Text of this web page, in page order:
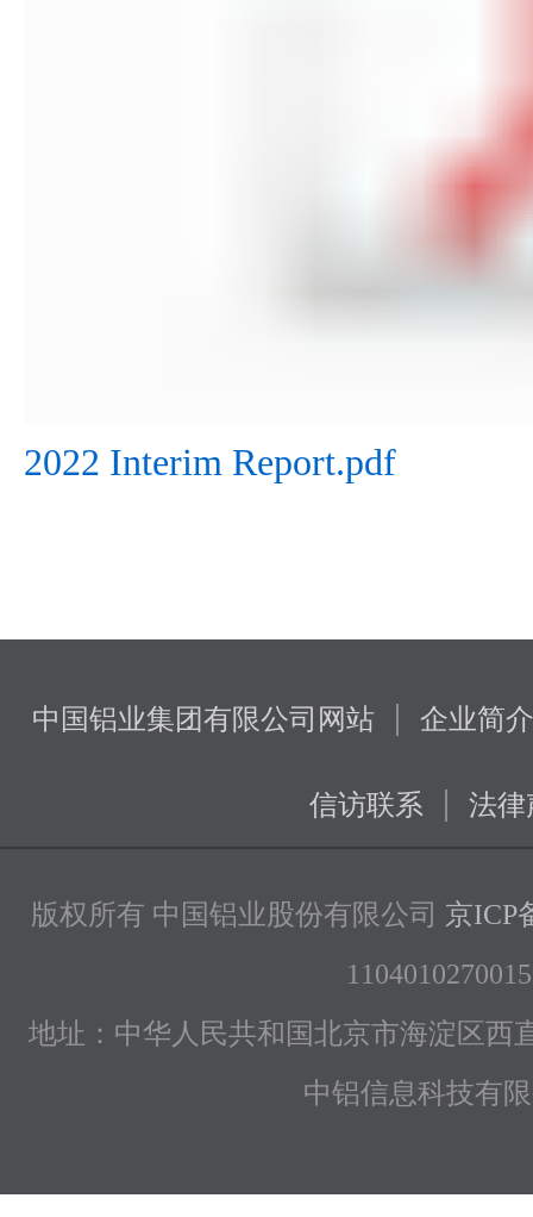
2022 Interim Report.pdf
中国铝业集团有限公司网站 | 企业简介
信访联系 | 法律
版权所有 中国铝业股份有限公司 京ICP
地址：中华人民共和国北京市海淀区西
中铝信息科技有